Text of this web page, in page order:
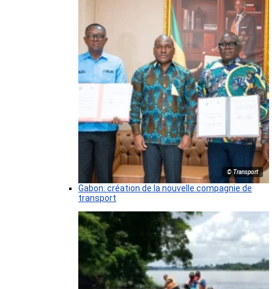
© Transport
Gabon: création de la nouvelle compagnie de
transport